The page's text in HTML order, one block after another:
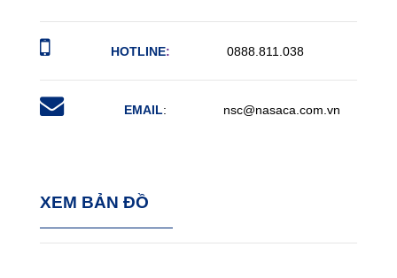
HOTLINE: 0888.811.038
EMAIL: nsc@nasaca.com.vn
XEM BẢN ĐỒ